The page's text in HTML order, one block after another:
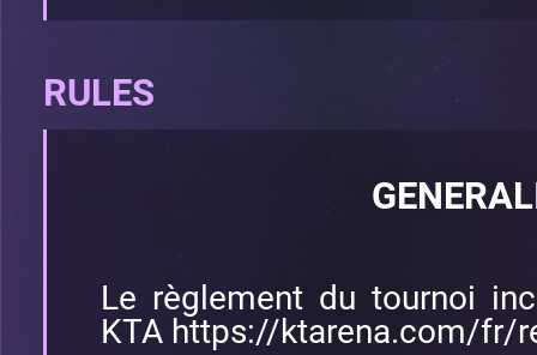
RULES
Le règlement du tournoi
KTA https://ktarena.com/fr/